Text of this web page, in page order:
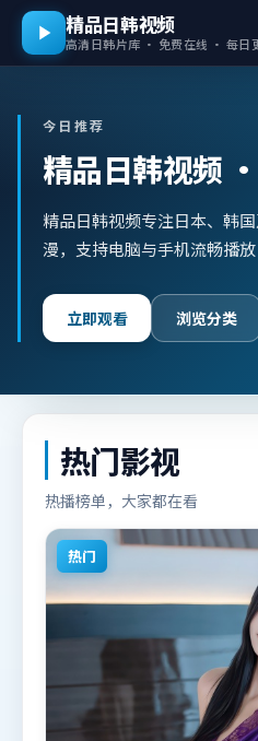
精品日韩视频
高清日韩片库 · 免费在线 · 每日
今日推荐
精品日韩视频
精品日韩视频专注日本、韩
漫，支持电脑与手机流畅播
立即观看 浏览分类
热门影视
热播榜单，大家都在看
热门